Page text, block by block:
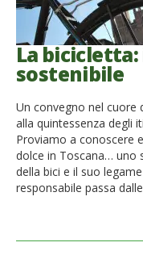
La
sostenibile
Un convegno nel cuore
alla quintessenza degli
Proviamo a conoscere
dolce in Toscana… uno
della bici e il suo
responsabile passa